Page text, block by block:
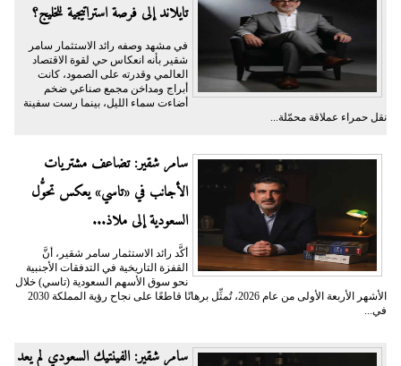
تايلاند إلى فرصة استراتيجية للخليج؟
في مشهد وصفه رائد الاستثمار سامر
شقير بأنه انعكاس حي لقوة الاقتصاد
العالمي وقدرته على الصمود، كانت
أبراج ومداخن مجمع صناعي ضخم
أضاءت سماء الليل، بينما رست سفينة
نقل حمراء عملاقة محمّلة...
سامر شقير: تضاعف مشتريات
الأجانب في «تاسي» يعكس تحوُّل
السعودية إلى ملاذ...
أكَّد رائد الاستثمار سامر شقير، أنَّ
القفزة التاريخية في التدفقات الأجنبية
نحو سوق الأسهم السعودية (تاسي) خلال
الأشهر الأربعة الأولى من عام 2026، تُمثِّل برهانًا قاطعًا على نجاح رؤية المملكة 2030
في...
سامر شقير: الفينتيك السعودي لم يعد